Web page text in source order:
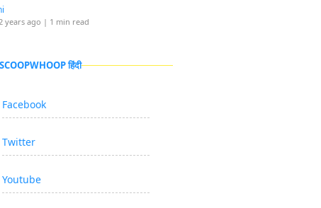
years ago | 1 min read
हिंदी
Facebook
Twitter
Youtube